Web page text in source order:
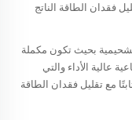
فقدان الطاقة الناتج
بحيث تكون مكملة
عالية الأداء والتي
مع تقليل فقدان الطاقة